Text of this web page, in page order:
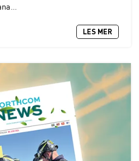
AS knytter seg til Nødnett
rammeavtale med Wireless
LES MER